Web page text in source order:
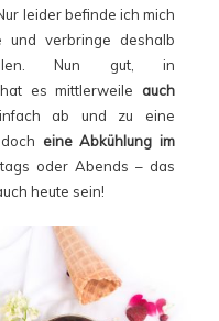
leider befinde ich mich
und verbringe deshalb
Nun gut, in
es mittlerweile auch
ab und zu eine
eine Abkühlung im
oder Abends – das
heute sein!